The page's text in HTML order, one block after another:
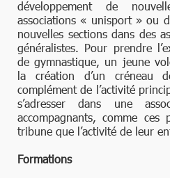
développement de
associations « unisport » ou
nouvelles sections dans des
généralistes. Pour prendre
de gymnastique, un jeune
la création d’un créneau
complément de l’activité
s’adresser dans une
accompagnants, comme
tribune que l’activité de leur
Formations